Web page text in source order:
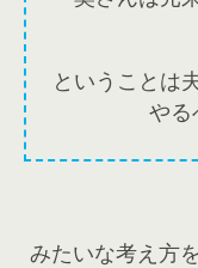
ということは
やる
みたいな考え方